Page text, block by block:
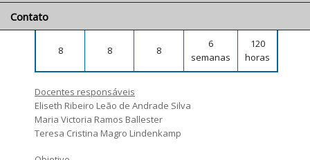
Orientadores disponíveis e número de vagas
Candidatos estrangeiros
Inscrições recebidas
Exames e arguições
Resultado da seleção
Prêmio Mães Pesquisadoras da USP 2025
Contatosemana
8 8 8
6
semanas
120
horas
Docentes responsáveis
Eliseth Ribeiro Leão de Andrade Silva
Maria Victoria Ramos Ballester
Teresa Cristina Magro Lindenkamp